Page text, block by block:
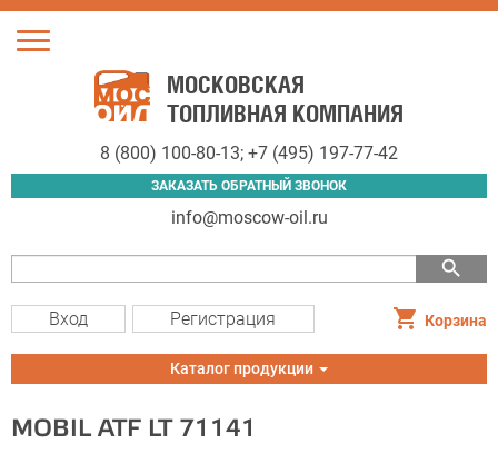
Toggle
МОСКОВСКАЯ
ТОПЛИВНАЯ КОМПАНИЯ
8 (800) 100-80-13; +7 (495) 197-77-42
ЗАКАЗАТЬ ОБРАТНЫЙ ЗВОНОК
info@moscow-oil.ru
search
Вход Регистрация Корзина
Toggle
navigation
Каталог продукции
MOBIL ATF LT 71141